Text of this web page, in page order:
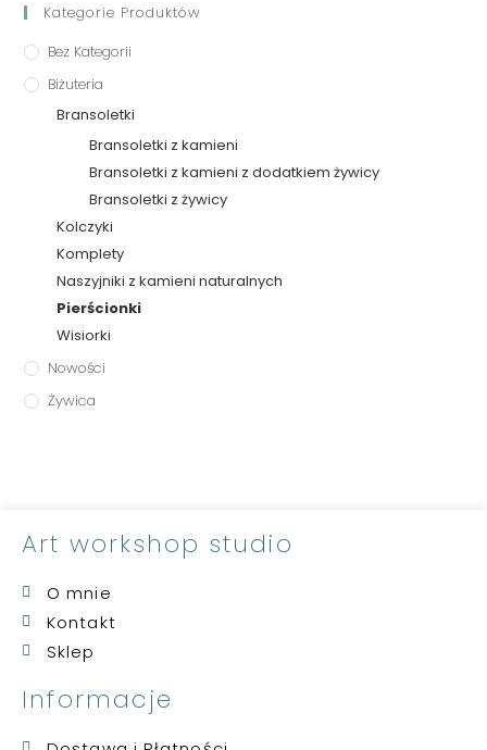
Kategorie Produktów
Bez Kategorii
Biżuteria
Bransoletki
Bransoletki z kamieni
Bransoletki z kamieni z dodatkiem żywicy
Bransoletki z żywicy
Kolczyki
Komplety
Naszyjniki z kamieni naturalnych
Pierścionki
Wisiorki
Nowości
Żywica
Art workshop studio
O mnie
Kontakt
Sklep
Informacje